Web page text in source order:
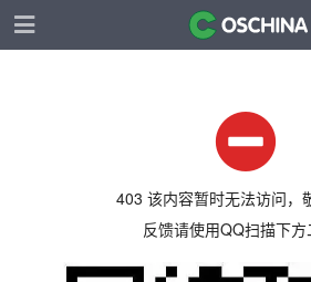
403 该内容暂时无法访问，
反馈请使用QQ扫描下